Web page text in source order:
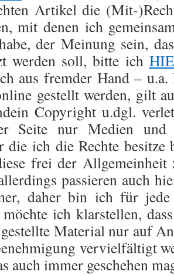
Artikel die (Mit-
mit denen ich
der Meinung sein,
werden soll, bitte ich
aus fremder Hand –
gestellt werden, gilt
Copyright u.dgl.
Seite nur Medien und
die ich die Rechte
frei der
passieren auch
daher bin ich für
ich klarstellen,
Material nur auf
vervielfältigt
auch immer geschehen